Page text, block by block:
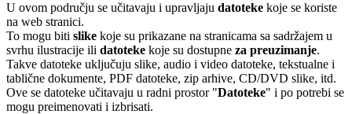
U ovom području se učitavaju i upravljaju datoteke koje se koriste
na web stranici.
To mogu biti slike koje su prikazane na stranicama sa sadržajem u
svrhu ilustracije ili datoteke koje su dostupne za preuzimanje.
Takve datoteke uključuju slike, audio i video datoteke, tekstualne i
tablične dokumente, PDF datoteke, zip arhive, CD/DVD slike, itd.
Ove se datoteke učitavaju u radni prostor "Datoteke" i po potrebi se
mogu preimenovati i izbrisati.